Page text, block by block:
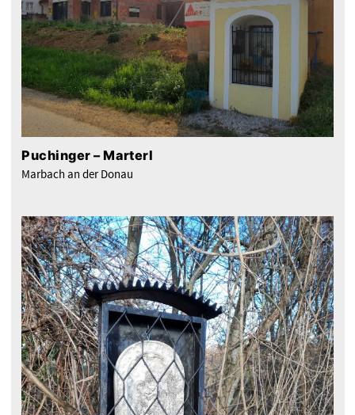
Puchinger – Marterl
Marbach an der Donau